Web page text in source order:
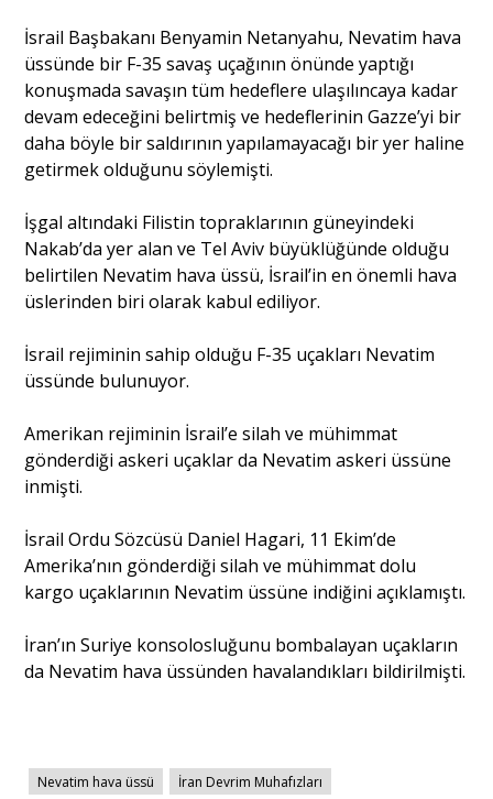
Söyleşi
Yazı Dizisi
Portre
Yazarlar
Eğitim
Ankara Analiz
Sağlık
İsrail Başbakanı Benyamin Netanyahu, Nevatim hava
üssünde bir F-35 savaş uçağının önünde yaptığı
konuşmada savaşın tüm hedeflere ulaşılıncaya kadar
devam edeceğini belirtmiş ve hedeflerinin Gazze’yi bir
daha böyle bir saldırının yapılamayacağı bir yer haline
getirmek olduğunu söylemişti.
İşgal altındaki Filistin topraklarının güneyindeki
Nakab’da yer alan ve Tel Aviv büyüklüğünde olduğu
belirtilen Nevatim hava üssü, İsrail’in en önemli hava
üslerinden biri olarak kabul ediliyor.
İsrail rejiminin sahip olduğu F-35 uçakları Nevatim
üssünde bulunuyor.
Amerikan rejiminin İsrail’e silah ve mühimmat
gönderdiği askeri uçaklar da Nevatim askeri üssüne
inmişti.
İsrail Ordu Sözcüsü Daniel Hagari, 11 Ekim’de
Amerika’nın gönderdiği silah ve mühimmat dolu
kargo uçaklarının Nevatim üssüne indiğini açıklamıştı.
İran’ın Suriye konsolosluğunu bombalayan uçakların
da Nevatim hava üssünden havalandıkları bildirilmişti.
Nevatim hava üssü
İran Devrim Muhafızları